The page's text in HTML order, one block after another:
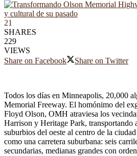
21
SHARES
229
VIEWS
Share on Facebook
Share on Twitter
Todos los días en Minneapolis, 20,000
Memorial Freeway. El homónimo del
Floyd Olson, OMH atraviesa los
Harrison y Heritage Park, transportando
suburbios del oeste al centro de la
como una carretera suburbana: seis
secundarias, medianas grandes con